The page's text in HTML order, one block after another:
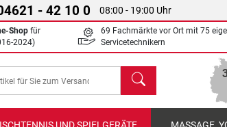
- 42 10 0 08:00 - 19:00 Uhr
Shop für
2024)
69 Fachmärkte vor Ort mit 75
Servicetechnikern
Suchen